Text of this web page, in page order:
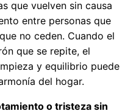
que vuelven sin causa
entre personas que
no ceden. Cuando el
que se repite, el
y equilibrio puede
del hogar.
o tristeza sin